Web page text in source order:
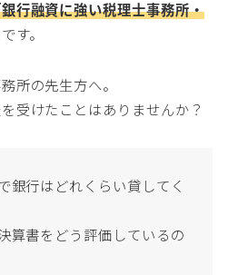
行融資に強い税理士事務所・
す。
所の先生方へ。
受けたことはありませんか？
銀行はどれくらい貸してく
算書をどう評価しているの